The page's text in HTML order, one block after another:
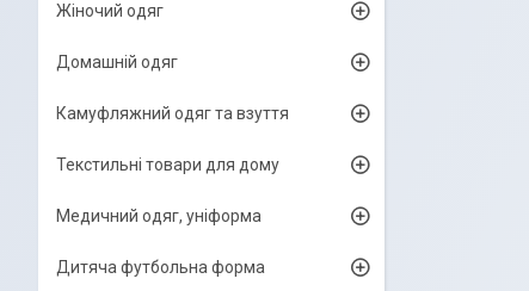
Жіночий одяг
Домашній одяг
Камуфляжний одяг та взуття
Текстильні товари для дому
Медичний одяг, уніформа
Дитяча футбольна форма